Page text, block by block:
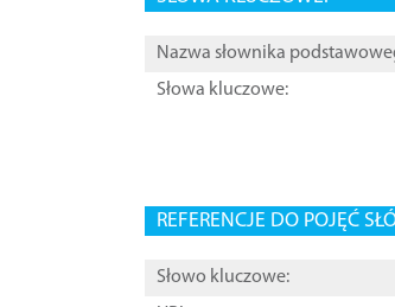
Nazwa słownika
Słowa kluczowe:
REFERENCJE DO POJĘĆ
Słowo kluczowe: